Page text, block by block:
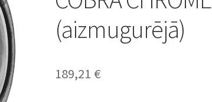
(aizmugurējā)
189,21 €